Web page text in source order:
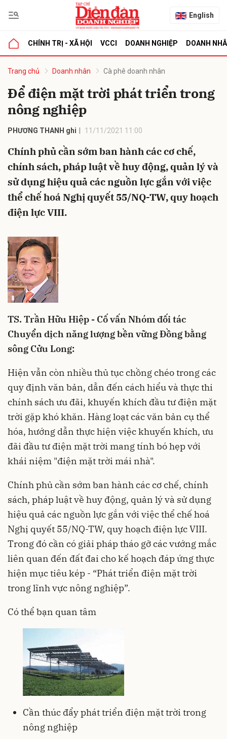
English
CHÍNH TRỊ - XÃ HỘI VCCI DOANH NGHIỆP DOANH
Trang chủ Doanh nhân Cà phê doanh nhân
Để điện mặt trời phát triển trong
nông nghiệp
PHƯƠNG THANH ghi 11/11/2021 11:00
Chính phủ cần sớm ban hành các cơ chế,
chính sách, pháp luật về huy động, quản lý và
sử dụng hiệu quả các nguồn lực gắn với việc
thể chế hoá Nghị quyết 55/NQ-TW, quy hoạch
điện lực VIII.
TS. Trần Hữu Hiệp - Cố vấn Nhóm đối tác
Chuyển dịch năng lượng bền vững Đồng bằng
sông Cửu Long:
Hiện vẫn còn nhiều thủ tục chồng chéo trong các
quy định văn bản, dẫn đến cách hiểu và thực thi
chính sách ưu đãi, khuyến khích đầu tư điện mặt
trời gặp khó khăn. Hàng loạt các văn bản cụ thể
hóa, hướng dẫn thực hiện việc khuyến khích, ưu
đãi đầu tư điện mặt trời mang tính bó hẹp với
khái niệm "điện mặt trời mái nhà".
Chính phủ cần sớm ban hành các cơ chế, chính
sách, pháp luật về huy động, quản lý và sử dụng
hiệu quả các nguồn lực gắn với việc thể chế hoá
Nghị quyết 55/NQ-TW, quy hoạch điện lực VIII.
Trong đó cần có giải pháp tháo gỡ các vướng mắc
liên quan đến đất đai cho kế hoạch đáp ứng thực
hiện mục tiêu kép - “Phát triển điện mặt trời
trong lĩnh vực nông nghiệp”.
Có thể bạn quan tâm
Cần thúc đẩy phát triển điện mặt trời trong
nông nghiệp
luận
Hủy